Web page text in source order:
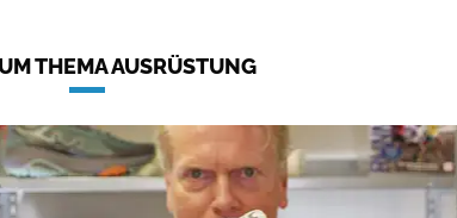
THEMA AUSRÜSTUNG